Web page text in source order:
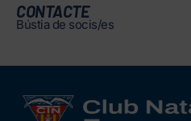
CONTACTE
Bústia de socis/es